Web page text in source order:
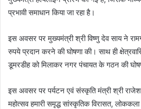
प्रभावी समाधान किया जा रहा है।
इस अवसर पर मुख्यमंत्री श्री विष्णु देव साय ने
रुपये प्रदान करने की घोषणा की। साथ ही
डूमरडीह को मिलाकर नगर पंचायत के गठन की
इस अवसर पर पर्यटन एवं संस्कृति मंत्री श्री
महोत्सव हमारी समृद्ध सांस्कृतिक विरासत,